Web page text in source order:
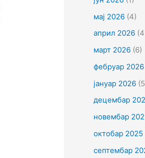
мај 2026(4)
април 2026
март 2026(6)
фебруар 2026
јануар 2026
децембар
новембар
октобар 2025
септембар